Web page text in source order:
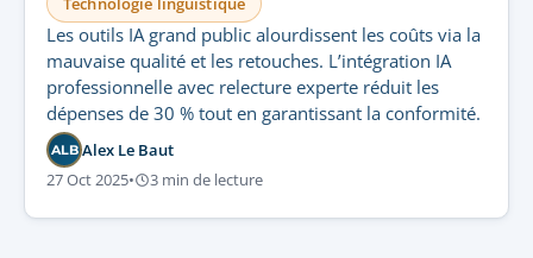
Les outils IA grand public alourdissent les coûts via la
mauvaise qualité et les retouches. L’intégration IA
professionnelle avec relecture experte réduit les
dépenses de 30 % tout en garantissant la conformité.
ALB Alex Le Baut
27 Oct 2025• 3 min de lecture